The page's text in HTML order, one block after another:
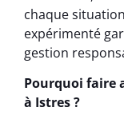
chaque
expérimenté
gestion
Pourquoi faire
à Istres ?